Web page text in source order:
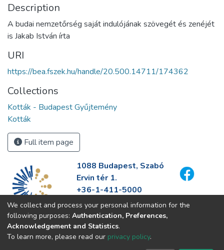
Description
A budai nemzetőrség saját indulójának szövegét és zenéjét
is Jakab István írta
URI
https://bea.fszek.hu/handle/20.500.14711/174362
Collections
Kották - Budapest Gyűjtemény
Kották
Full item page
1088 Budapest, Szabó
Ervin tér 1.
+36-1-411-5000
info@fszek.hu
https://fszek.hu
We collect and process your personal information for the
following purposes: Authentication, Preferences,
Acknowledgement and Statistics.
To learn more, please read our privacy policy.